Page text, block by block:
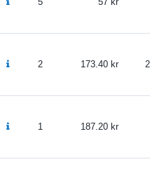
2 173.40
1 187.20